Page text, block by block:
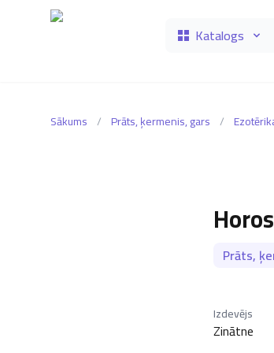
Katalogs
Sākums / Prāts, ķermenis, gars /
Prāts,
Izdevējs
Zinātne